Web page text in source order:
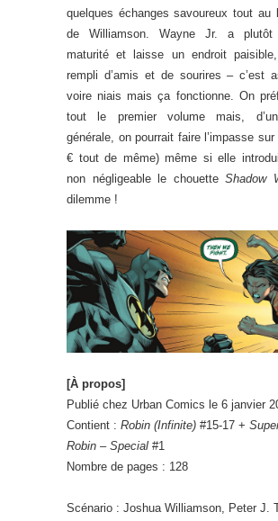
quelques échanges savoureux tout au
de Williamson. Wayne Jr. a plutôt
maturité et laisse un endroit
rempli d’amis et de sourires – c’est
voire niais mais ça fonctionne. On
tout le premier volume mais,
générale, on pourrait faire l’impasse
€ tout de même) même si elle
non négligeable le chouette Shadow
dilemme !
[À propos]
Publié chez Urban Comics le 6 janvier
Contient : Robin (Infinite) #15-17 +
Robin – Special #1
Nombre de pages : 128
Scénario : Joshua Williamson, Peter J.